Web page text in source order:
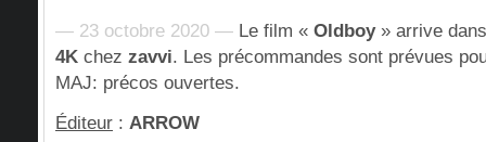
— 23 octobre 2020 — Le film « Oldboy» arrive
4K chez zavvi. Les précommandes sont prévues
MAJ: précos ouvertes.
Éditeur : ARROW